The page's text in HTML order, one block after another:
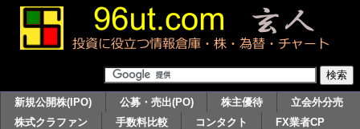
新規公開株(IPO) 公募・売出(PO) 株主優待
立会外分売
株式クラファン
手数料比較 コンタクト
FX業者CP